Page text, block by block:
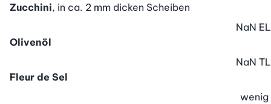
Zucchini, in ca. 2 mm dicken Scheiben
Olivenöl
NaN EL
Fleur de Sel
NaN TL
wenig